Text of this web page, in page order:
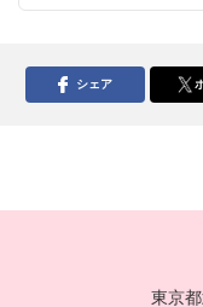
シェア
東京